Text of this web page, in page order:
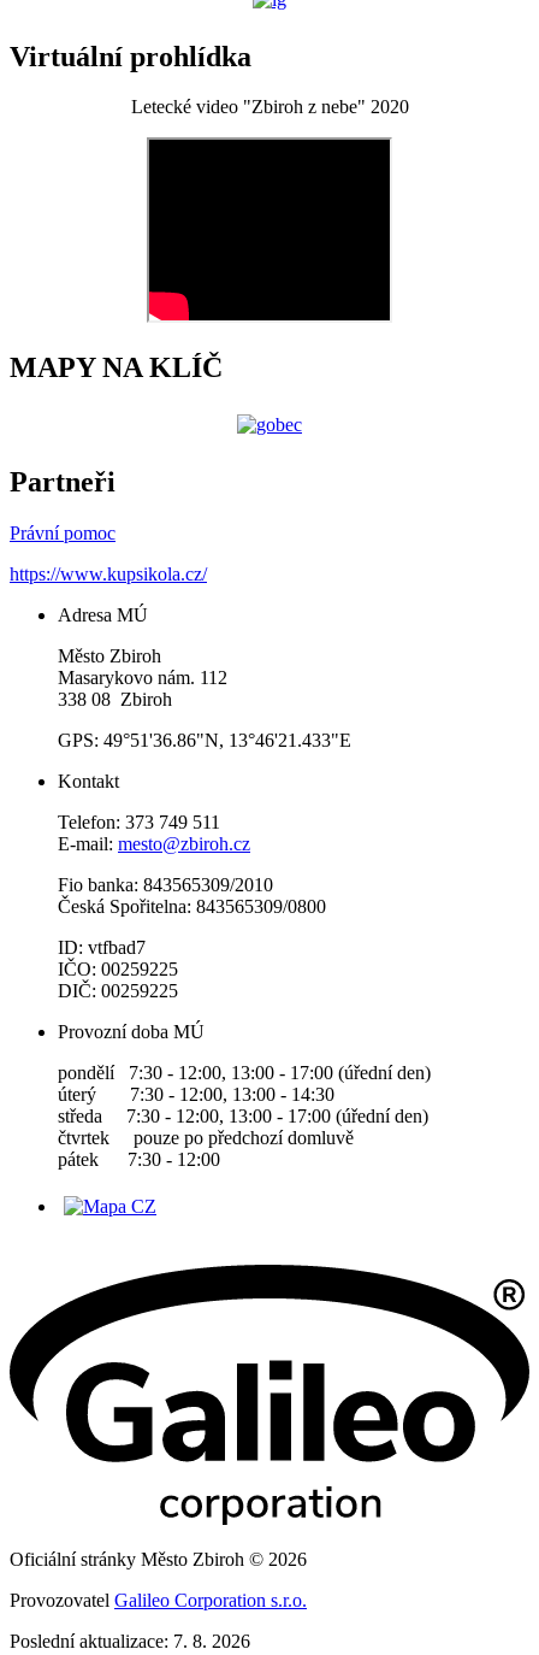
Virtuální prohlídka
Letecké video "Zbiroh z nebe" 2020
MAPY NA KLÍČ
Partneři
Právní pomoc
https://www.kupsikola.cz/
Adresa MÚ
Město Zbiroh
Masarykovo nám. 112
338 08 Zbiroh
GPS: 49°51'36.86"N, 13°46'21.433"E
Kontakt
Telefon: 373 749 511
E-mail: mesto@zbiroh.cz
Fio banka: 843565309/2010
Česká Spořitelna: 843565309/0800
ID: vtfbad7
IČO: 00259225
DIČ: 00259225
Provozní doba MÚ
pondělí 7:30 - 12:00, 13:00 - 17:00 (úřední den)
úterý 7:30 - 12:00, 13:00 - 14:30
středa 7:30 - 12:00, 13:00 - 17:00 (úřední den)
čtvrtek pouze po předchozí domluvě
pátek 7:30 - 12:00
Oficiální stránky Město Zbiroh © 2026
Provozovatel Galileo Corporation s.r.o.
Poslední aktualizace: 7. 8. 2026